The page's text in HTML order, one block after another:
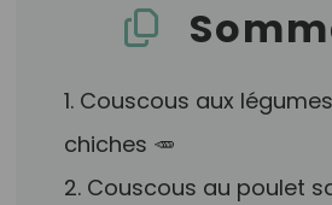
1. Couscous aux
chiches 🥕
2. Couscous au poulet